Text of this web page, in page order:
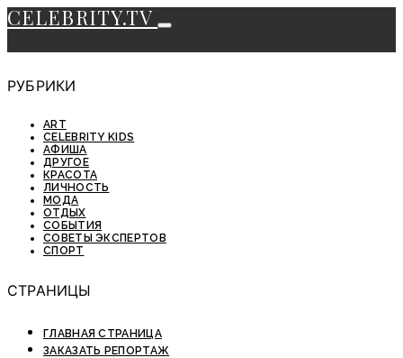
CELEBRITY.TV
РУБРИКИ
ART
CELEBRITY KIDS
АФИША
ДРУГОЕ
КРАСОТА
ЛИЧНОСТЬ
МОДА
ОТДЫХ
СОБЫТИЯ
СОВЕТЫ ЭКСПЕРТОВ
СПОРТ
СТРАНИЦЫ
ГЛАВНАЯ СТРАНИЦА
ЗАКАЗАТЬ РЕПОРТАЖ